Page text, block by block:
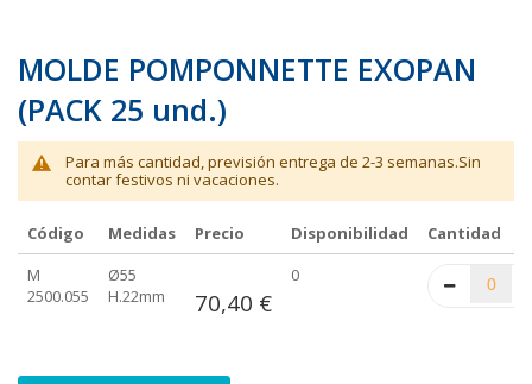
MOLDE POMPONNETTE EXOPAN
(PACK 25 und.)
Para más cantidad, previsión entrega de 2-3 semanas.Sin
contar festivos ni vacaciones.
Elementos
de
Código Medidas Precio Disponibilidad
Cantidad
M
2500.055
Ø55
H.22mm
70,40 €
0